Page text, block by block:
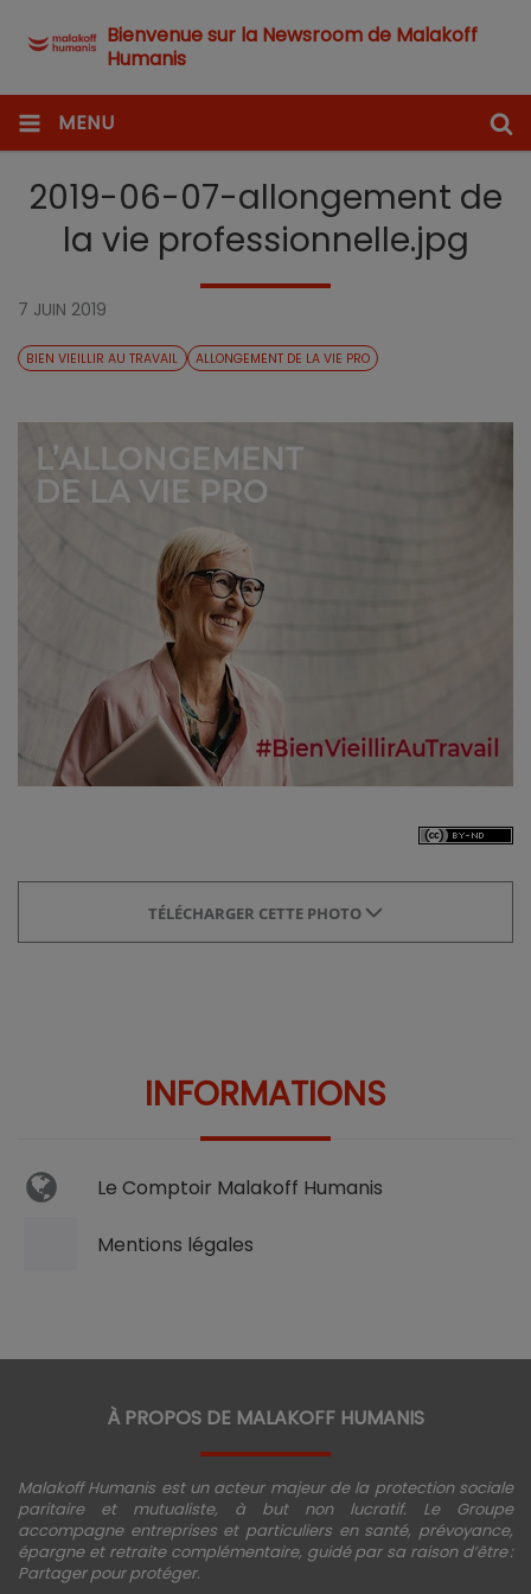
Bienvenue sur la Newsroom de Malakoff
Humanis
MENU
2019-06-07-allongement de
la vie professionnelle.jpg
7 JUIN 2019
BIEN VIEILLIR AU TRAVAIL ALLONGEMENT DE LA VIE PRO
TÉLÉCHARGER CETTE PHOTO
INFORMATIONS
Le Comptoir Malakoff Humanis
Mentions légales
À PROPOS DE MALAKOFF HUMANIS
Malakoff Humanis est un acteur majeur de la protection sociale
paritaire et mutualiste, à but non lucratif. Le Groupe
accompagne entreprises et particuliers en santé, prévoyance,
épargne et retraite complémentaire, guidé par sa raison d’être :
Partager pour protéger.